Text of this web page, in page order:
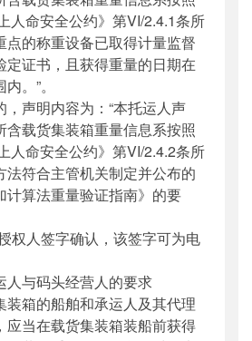
人命安全公约》第VI/2.4.1条所
点的称重设备已取得计量监督
定证书，且获得重量的日期在
。”。
声明内容为：“本托运人声
含载货集装箱重量信息系按照
人命安全公约》第VI/2.4.2条所
法符合主管机关制定并公布的
计算法重量验证指南》的要
权人签字确认，该签字可为电
人与码头经营人的要求
装箱的船舶和承运人及其代理
应当在载货集装箱装船前获得